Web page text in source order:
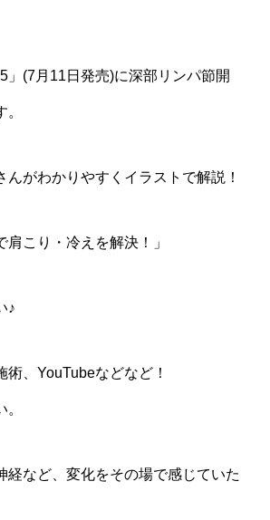
(7月11日発売)に深部リンパ節開
がわかりやすくイラストで解説！
こり・冷えを解決！」
♪
、YouTubeなどなど！
など、変化をその場で感じていた